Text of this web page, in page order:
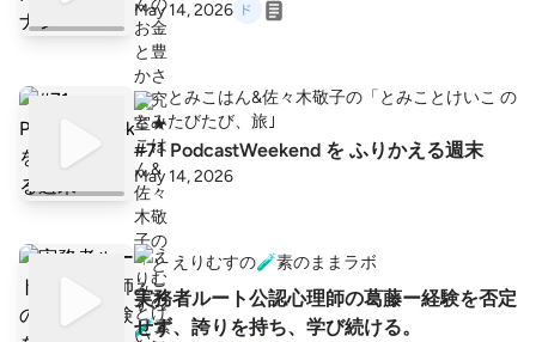
May 14, 2026
とみこはん&佐々木敬子の「とみことけいこ の
たびたび、旅｣
#71 PodcastWeekend を ふりかえる週末
May 14, 2026
えりむすの🧪素のままラボ
実務者ルート公認心理師の葛藤ー経験を否定
せず、誇りを持ち、学び続ける。